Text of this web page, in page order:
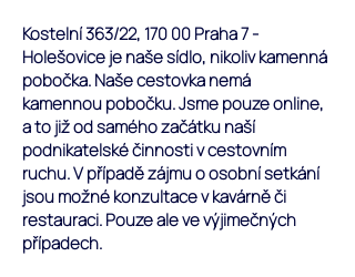
Kostelní 363/22, 170 00 Praha 7 -
Holešovice je naše sídlo, nikoliv kamenná
pobočka. Naše cestovka nemá
kamennou pobočku. Jsme pouze online,
a to již od samého začátku naší
podnikatelské činnosti v cestovním
ruchu. V případě zájmu o osobní setkání
jsou možné konzultace v kavárně či
restauraci. Pouze ale ve výjimečných
případech.